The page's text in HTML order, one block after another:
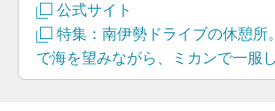
公式サイト
特集：南伊勢ドライブの休憩所
で海を望みながら、ミカンで一服